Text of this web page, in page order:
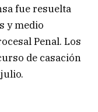
fue resuelta
y medio
Penal. Los
de casación